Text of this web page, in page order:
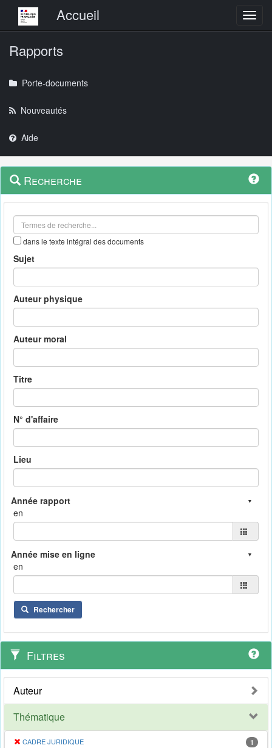
Menu principalAccueil
Rapports
Porte-documents
Nouveautés
Aide
Navigation
outils
Menu
contextuel
Recherche
dans le texte intégral des documents
Sujet
Auteur physique
Auteur moral
Titre
N° d'affaire
Lieu
en
en
Rechercher
Filtres
Auteur
Thématique
CADRE JURIDIQUE 1